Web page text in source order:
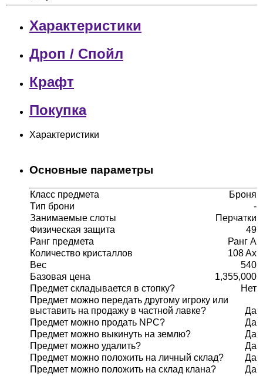
Характеристики
Дроп / Спойл
Крафт
Покупка
Характеристики
Основные параметры
Класс предмета
Броня
Тип брони
-
Занимаемые слоты
Перчатки
Физическая защита
49
Ранг предмета
Ранг A
Количество кристаллов
108 Ax
Вес
540
Базовая цена
1,355,000
Предмет складывается в стопку?
Нет
Предмет можно передать другому игроку или
выставить на продажу в частной лавке?
Да
Предмет можно продать NPC?
Да
Предмет можно выкинуть на землю?
Да
Предмет можно удалить?
Да
Предмет можно положить на личный склад?
Да
Предмет можно положить на склад клана?
Да